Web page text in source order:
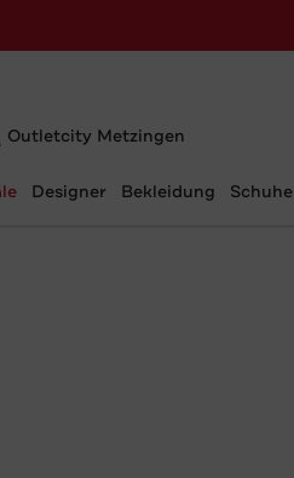
Outletcity Metzingen
Designer Bekleidung Schuhe